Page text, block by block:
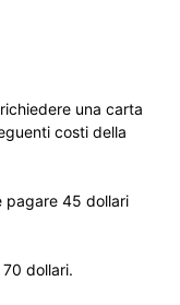
una carta
costi della
pagare 45 dollari
dollari.